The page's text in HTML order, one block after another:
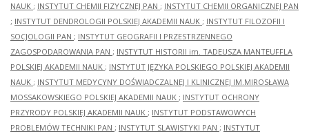
NAUK ; INSTYTUT CHEMII FIZYCZNEJ PAN ; INSTYTUT CHEMII ORGANICZNEJ PAN
; INSTYTUT DENDROLOGII POLSKIEJ AKADEMII NAUK ; INSTYTUT FILOZOFII I
SOCJOLOGII PAN ; INSTYTUT GEOGRAFII I PRZESTRZENNEGO
ZAGOSPODAROWANIA PAN ; INSTYTUT HISTORII im. TADEUSZA MANTEUFFLA
POLSKIEJ AKADEMII NAUK ; INSTYTUT JĘZYKA POLSKIEGO POLSKIEJ AKADEMII
NAUK ; INSTYTUT MEDYCYNY DOŚWIADCZALNEJ I KLINICZNEJ IM.MIROSŁAWA
MOSSAKOWSKIEGO POLSKIEJ AKADEMII NAUK ; INSTYTUT OCHRONY
PRZYRODY POLSKIEJ AKADEMII NAUK ; INSTYTUT PODSTAWOWYCH
PROBLEMÓW TECHNIKI PAN ; INSTYTUT SLAWISTYKI PAN ; INSTYTUT